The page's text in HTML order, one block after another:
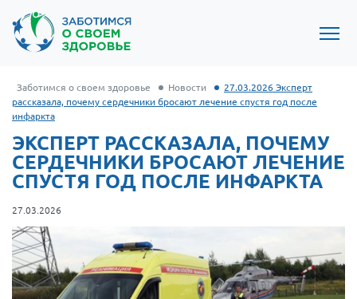
Заботимся о своем здоровье Новости
27.03.2026 Эксперт
рассказала, почему сердечники бросают лечение спустя год после
инфаркта
ЭКСПЕРТ РАССКАЗАЛА, ПОЧЕМУ
СЕРДЕЧНИКИ БРОСАЮТ ЛЕЧЕНИЕ
СПУСТЯ ГОД ПОСЛЕ ИНФАРКТА
27.03.2026